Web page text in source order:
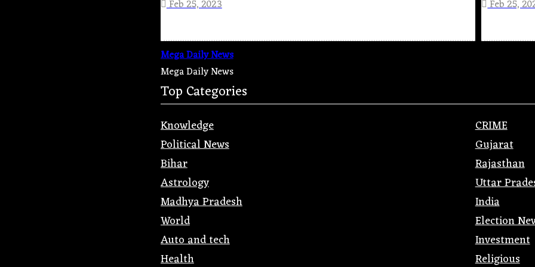
Feb 25, 2023 Feb 25,
Mega Daily News
Mega Daily News
Top Categories
Knowledge
CRIME
Political News
Gujarat
Bihar
Rajasthan
Astrology
Uttar
Madhya Pradesh
India
World
Election
Auto and tech
Investment
Health
Religious